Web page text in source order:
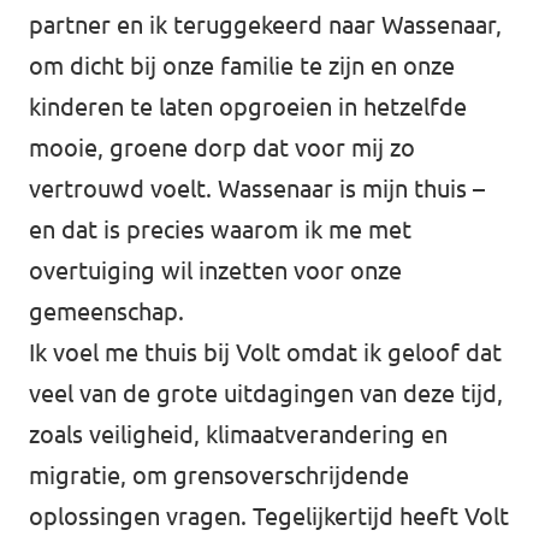
Bestuur Haag- en Rijnland
Bestuur Rotterdam Zuid-Holland Zuid
Vacatures
Vacatures Volt Zuid-Holland Zuid
partner en ik teruggekeerd naar Wassenaar,
om dicht bij onze familie te zijn en onze
kinderen te laten opgroeien in hetzelfde
mooie, groene dorp dat voor mij zo
vertrouwd voelt. Wassenaar is mijn thuis –
en dat is precies waarom ik me met
overtuiging wil inzetten voor onze
gemeenschap.
Ik voel me thuis bij Volt omdat ik geloof dat
veel van de grote uitdagingen van deze tijd,
zoals veiligheid, klimaatverandering en
migratie, om grensoverschrijdende
oplossingen vragen. Tegelijkertijd heeft Volt